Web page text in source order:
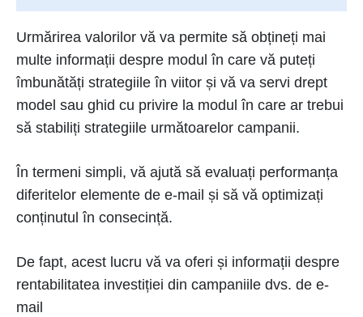
Urmărirea valorilor vă va permite să obțineți mai
multe informații despre modul în care vă puteți
îmbunătăți strategiile în viitor și vă va servi drept
model sau ghid cu privire la modul în care ar trebui
să stabiliți strategiile următoarelor campanii.
În termeni simpli, vă ajută să evaluați performanța
diferitelor elemente de e-mail și să vă optimizați
conținutul în consecință.
De fapt, acest lucru vă va oferi și informații despre
rentabilitatea investiției din campaniile dvs. de e-
mail